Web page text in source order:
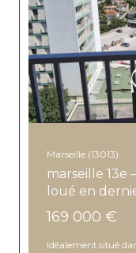
Marseille (13013)
marseille 13e
loué en
169 000 €
Idéalement situé